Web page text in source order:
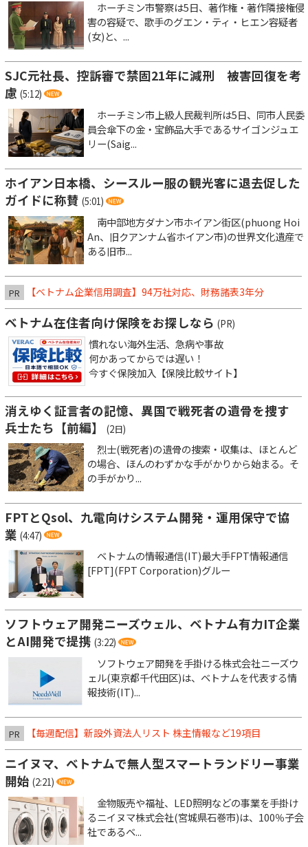
ホーチミン市警察は5日、著作権・著作隣接権侵
害の容疑で、歌手のグエン・ティ・ヒエン容疑者
(女)と、...
SJC元社長、控訴審で禁固21年に減刑 被害回復を考
慮 (5:12)
ホーチミン市上級人民裁判所は5日、同市人民委
員会傘下の金・宝飾品大手であるサイゴンジュエ
リー(Saig...
ホイアン日本橋、シースルー服の観光客に退去促した
ガイドに称賛 (5:01)
南中部地方ダナン市ホイアン街区(phuong Hoi
An、旧クアンナム省ホイアン市)の世界文化遺産で
ある旧市...
PR 【ベトナム企業信用調査】94万社対応、財務諸表3年分
ベトナム在住者向け保険をお探しなら (PR)
慣れない海外生活、急病や事故
何かあってからでは遅い！
今すぐ保険加入【保険比較サイト】
消えゆく証言者の記憶、異国で戦死者の遺骨を捜す
兵士たち【前編】
(2日)
烈士(戦死者)の遺骨の捜索・収集は、ほとんど
の場合、ほんのわずかな手がかりから始まる。そ
の手がかり...
FPTとQsol、九電向けシステム開発・運用保守で協
業 (4:47)
ベトナムの情報通信(IT)最大手FPT情報通信
[FPT](FPT Corporation)グルー
ソフトウェア開発ニーズウェル、ベトナム有力IT企業
とAI開発で提携 (3:22)
ソフトウェア開発を手掛ける株式会社ニーズウ
ェル(東京都千代田区)は、ベトナムを代表する情
報技術(IT)...
PR 【毎週配信】新設外資法人リスト 株主情報など19項目
ニイヌマ、ベトナムで無人型スマートランドリー事業
開始 (2:21)
金物販売や福祉、LED照明などの事業を手掛け
るニイヌマ株式会社(宮城県石巻市)は、100％子会
社であるベ...